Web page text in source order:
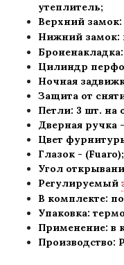
утеплитель;
Верхний
Нижний
Цилиндр
Ночная
Защита от
Петли: 3 шт.
Дверная ручка -
Цвет
Глазок - (Fuaro);
Угол
Регулируемый
В комплекте:
Упаковка:
Применение: в
Производство: